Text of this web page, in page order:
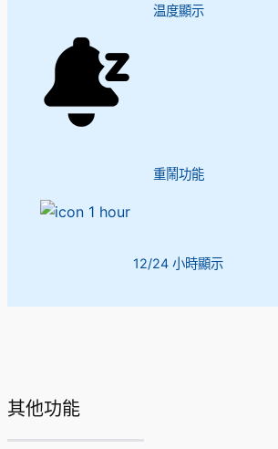
温度顯示
重鬧功能
12/24 小時顯示
其他功能